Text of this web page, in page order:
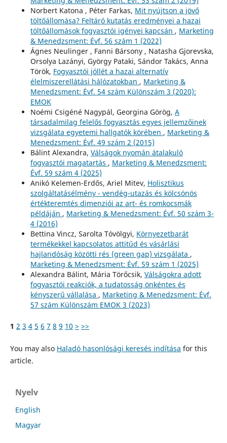
Norbert Katona , Péter Farkas, Mit nyújtson a jövő
töltőállomása? Feltáró kutatás eredményei a hazai
töltőállomások fogyasztói igényei kapcsán , Marketing
& Menedzsment: Évf. 56 szám 1 (2022)
Ágnes Neulinger , Fanni Bársony , Natasha Gjorevska,
Orsolya Lazányi, György Pataki, Sándor Takács, Anna
Török, Fogyasztói jóllét a hazai alternatív
élelmiszerellátási hálózatokban , Marketing &
Menedzsment: Évf. 54 szám Különszám 3 (2020):
EMOK
Noémi Csigéné Nagypál, Georgina Görög, A
társadalmilag felelős fogyasztás egyes jellemzőinek
vizsgálata egyetemi hallgatók körében , Marketing &
Menedzsment: Évf. 49 szám 2 (2015)
Bálint Alexandra, Válságok nyomán átalakuló
fogyasztói magatartás , Marketing & Menedzsment:
Évf. 59 szám 4 (2025)
Anikó Kelemen-Erdős, Ariel Mitev, Holisztikus
szolgáltatásélmény - vendég-utazás és kölcsönös
értékteremtés dimenziói az art- és romkocsmák
példáján , Marketing & Menedzsment: Évf. 50 szám 3-
4 (2016)
Bettina Vincz, Sarolta Tóvölgyi, Környezetbarát
termékekkel kapcsolatos attitűd és vásárlási
hajlandóság közötti rés (green gap) vizsgálata ,
Marketing & Menedzsment: Évf. 59 szám 1 (2025)
Alexandra Bálint, Mária Törőcsik, Válságokra adott
fogyasztói reakciók, a tudatosság önkéntes és
kényszerű vállalása , Marketing & Menedzsment: Évf.
57 szám Különszám EMOK 3 (2023)
1 2 3 4 5 6 7 8 9 10 > >>
You may also Haladó hasonlósági keresés indítása for this
article.
Nyelv
English
Magyar